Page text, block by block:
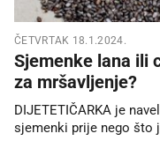
ČETVRTAK 18.1.2024.
Sjemenke lana ili
za mršavljenje?
DIJETETIČARKA je
sjemenki prije nego što